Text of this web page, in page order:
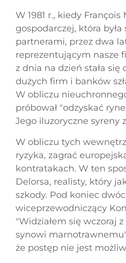
W 1981 r., kiedy
gospodarczej, która
partnerami, przez dwa
reprezentującym nasze
z dnia na dzień stała
dużych firm i banków
W obliczu
próbował "odzyskać
Jego iluzoryczne syreny
W obliczu tych
ryzyka, zagrać
kontratakach. W ten
Delorsa, realisty, który
szkody. Pod koniec
wiceprzewodniczący
"Widziałem się wczoraj
synowi
że postęp nie jest